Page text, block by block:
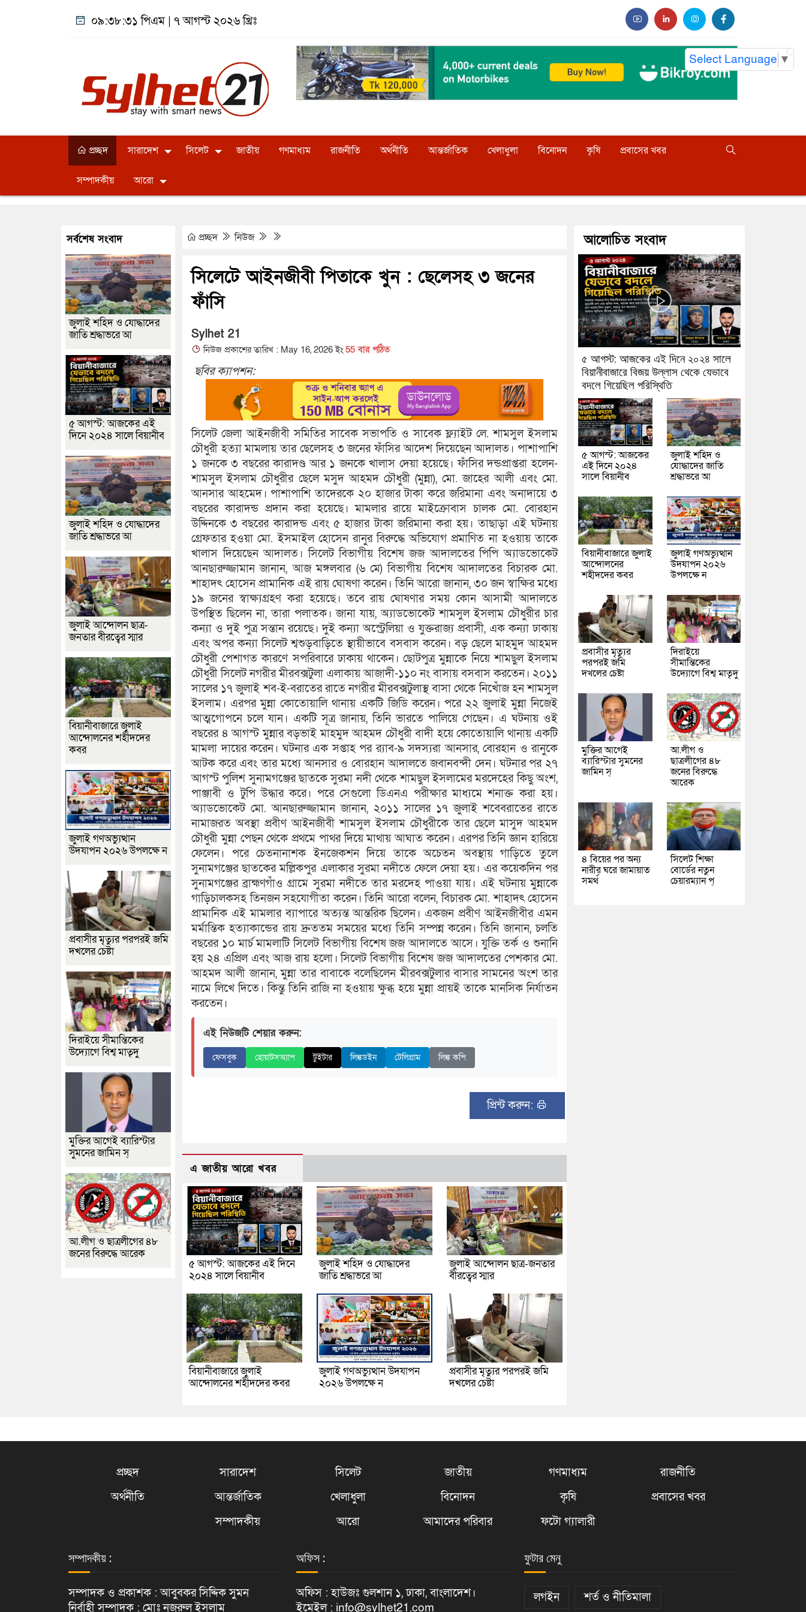
০৯:৩৮:৩২ পিএম |৭ আগস্ট ২০২৬ খ্রিঃ
Select Language ▼
প্রচ্ছদ সারাদেশ সিলেট জাতীয় গণমাধ্যম রাজনীতি অর্থনীতি আন্তর্জাতিক খেলাধুলা বিনোদন কৃষি প্রবাসের খবর
সম্পাদকীয় আরো
প্রচ্ছদ নিউজ
সিলেটে আইনজীবী পিতাকে খুন : ছেলেসহ ৩ জনের
ফাঁসি
Sylhet 21
নিউজ প্রকাশের তারিখ : May 16, 2026 ইং 55 বার পঠিত
ছবির ক্যাপশন:
সিলেট জেলা আইনজীবী সমিতির সাবেক সভাপতি ও সাবেক ফ্ল্যাইট লে. শামসুল ইসলাম
চৌধুরী হত্যা মামলায় তার ছেলেসহ ৩ জনের ফাঁসির আদেশ দিয়েছেন আদালত। পাশাপাশি
১ জনকে ৩ বছরের কারাদণ্ড আর ১ জনকে খালাস দেয়া হয়েছে। ফাঁসির দন্ডপ্রাপ্তরা হলেন-
শামসুল ইসলাম চৌধুরীর ছেলে মসুদ আহমদ চৌধুরী (মুন্না), মো. জাহের আলী এবং মো.
আনসার আহমেদ। পাশাপাশি তাদেরকে ২০ হাজার টাকা করে জরিমানা এবং অনাদায়ে ৩
বছরের কারাদন্ড প্রদান করা হয়েছে। মামলার রায়ে মাইক্রোবাস চালক মো. বোরহান
উদ্দিনকে ৩ বছরের কারাদন্ড এবং ৫ হাজার টাকা জরিমানা করা হয়। তাছাড়া এই ঘটনায়
গ্রেফতার হওয়া মো. ইসমাইল হোসেন রানুর বিরুদ্ধে অভিযোগ প্রমাণিত না হওয়ায় তাকে
খালাস দিয়েছেন আদালত। সিলেট বিভাগীয় বিশেষ জজ আদালতের পিপি অ্যাডভোকেট
আনছারুজ্জামান জানান, আজ মঙ্গলবার (৬ মে) বিভাগীয় বিশেষ আদালতের বিচারক মো.
শাহাদৎ হোসেন প্রামানিক এই রায় ঘোষণা করেন। তিনি আরো জানান, ৩০ জন স্বাক্ষির মধ্যে
১৯ জনের স্বাক্ষ্যগ্রহণ করা হয়েছে। তবে রায় ঘোষণার সময় কোন আসামী আদালতে
উপস্থিত ছিলেন না, তারা পলাতক। জানা যায়, অ্যাডভোকেট শামসুল ইসলাম চৌধুরীর চার
কন্যা ও দুই পুত্র সন্তান রয়েছে। দুই কন্যা অস্ট্রেলিয়া ও যুক্তরাজ্য প্রবাসী, এক কন্যা ঢাকায়
এবং অপর কন্যা সিলেট শ্বশুড়বাড়িতে স্থায়ীভাবে বসবাস করেন। বড় ছেলে মাহমুদ আহমদ
চৌধুরী পেশাগত কারণে সপরিবারে ঢাকায় থাকেন। ছোটপুত্র মুন্নাকে নিয়ে শামছুল ইসলাম
চৌধুরী সিলেট নগরীর মীরবক্সটুলা এলাকায় আজাদী-১১০ নং বাসায় বসবাস করতেন। ২০১১
সালের ১৭ জুলাই শব-ই-বরাতের রাতে নগরীর মীরবক্সটুলাস্থ বাসা থেকে নিখোঁজ হন শামসুল
ইসলাম। এরপর মুন্না কোতোয়ালি থানায় একটি জিডি করেন। পরে ২২ জুলাই মুন্না নিজেই
আত্মগোপনে চলে যান। একটি সূত্র জানায়, তিনি ভারতে পালিয়ে গেছেন। এ ঘটনায় ওই
বছরের ৪ আগস্ট মুন্নার বড়ভাই মাহমুদ আহমদ চৌধুরী বাদী হয়ে কোতোয়ালি থানায় একটি
মামলা দায়ের করেন। ঘটনার এক সপ্তাহ পর র‌্যাব-৯ সদস্যরা আনসার, বোরহান ও রানুকে
আটক করে এবং তার মধ্যে আনসার ও বোরহান আদালতে জবানবন্দী দেন। ঘটনার পর ২৭
আগস্ট পুলিশ সুনামগঞ্জের ছাতকে সুরমা নদী থেকে শামছুল ইসলামের মরদেহের কিছু অংশ,
পাঞ্জাবী ও টুপি উদ্ধার করে। পরে সেগুলো ডিএনএ পরীক্ষার মাধ্যমে শনাক্ত করা হয়।
অ্যাডভোকেট মো. আনছারুজ্জামান জানান, ২০১১ সালের ১৭ জুলাই শবেবরাতের রাতে
নামাজরত অবস্থা প্রবীণ আইনজীবী শামসুল ইসলাম চৌধুরীকে তার ছেলে মাসুদ আহমদ
চৌধুরী মুন্না পেছন থেকে প্রথমে পাথর দিয়ে মাথায় আঘাত করেন। এরপর তিনি জ্ঞান হারিয়ে
ফেলেন। পরে চেতনানাশক ইনজেকশন দিয়ে তাকে অচেতন অবস্থায় গাড়িতে তুলে
সুনামগঞ্জের ছাতকের মল্লিকপুর এলাকার সুরমা নদীতে ফেলে দেয়া হয়। এর কয়েকদিন পর
সুনামগঞ্জের ব্রাহ্মণগাঁও গ্রামে সুরমা নদীতে তার মরদেহ পাওয়া যায়। এই ঘটনায় মুন্নাকে
গাড়িচালকসহ তিনজন সহযোগীতা করেন। তিনি আরো বলেন, বিচারক মো. শাহাদৎ হোসেন
প্রামানিক এই মামলার ব্যাপারে অত্যন্ত আন্তরিক ছিলেন। একজন প্রবীণ আইনজীবীর এমন
মর্মান্তিক হত্যাকান্ডের রায় দ্রুততম সময়ের মধ্যে তিনি সম্পন্ন করেন। তিনি জানান, চলতি
বছরের ১০ মার্চ মামলাটি সিলেট বিভাগীয় বিশেষ জজ আদালতে আসে। যুক্তি তর্ক ও শুনানি
হয় ২৪ এপ্রিল এবং আজ রায় হলো। সিলেট বিভাগীয় বিশেষ জজ আদালতের পেশকার মো.
আহমদ আলী জানান, মুন্না তার বাবাকে বলেছিলেন মীরবক্সটুলার বাসার সামনের অংশ তার
নামে লিখে দিতে। কিন্তু তিনি রাজি না হওয়ায় ক্ষুব্ধ হয়ে মুন্না প্রায়ই তাকে মানসিক নির্যাতন
করতেন।
এই নিউজটি শেয়ার করুন:
ফেসবুক হোয়াটসঅ্যাপ টুইটার লিঙ্কডইন টেলিগ্রাম লিঙ্ক কপি
প্রিন্ট করুন:
এ জাতীয় আরো খবর
৫ আগস্ট: আজকের এই দিনে
২০২৪ সালে বিয়ানীব
জুলাই শহিদ ও যোদ্ধাদের
জাতি শ্রদ্ধাভরে আ
জুলাই আন্দোলন ছাত্র-জনতার
বীরত্বের স্মার
বিয়ানীবাজারে জুলাই
আন্দোলনের শহীদদের কবর
জুলাই গণঅভ্যুত্থান উদযাপন
২০২৬ উপলক্ষে ন
প্রবাসীর মৃত্যুর পরপরই জমি
দখলের চেষ্টা
সর্বশেষ সংবাদ
জুলাই শহিদ ও যোদ্ধাদের
জাতি শ্রদ্ধাভরে আ
৫ আগস্ট: আজকের এই
দিনে ২০২৪ সালে বিয়ানীব
জুলাই শহিদ ও যোদ্ধাদের
জাতি শ্রদ্ধাভরে আ
জুলাই আন্দোলন ছাত্র-
জনতার বীরত্বের স্মার
বিয়ানীবাজারে জুলাই
আন্দোলনের শহীদদের
কবর
জুলাই গণঅভ্যুত্থান
উদযাপন ২০২৬ উপলক্ষে ন
প্রবাসীর মৃত্যুর পরপরই জমি
দখলের চেষ্টা
দিরাইয়ে সীমান্তিকের
উদ্যোগে বিশ্ব মাতৃদু
মুক্তির আগেই ব্যারিস্টার
সুমনের জামিন স্
আ.লীগ ও ছাত্রলীগের ৪৮
জনের বিরুদ্ধে আরেক
আলোচিত সংবাদ
৫ আগস্ট: আজকের এই দিনে ২০২৪ সালে
বিয়ানীবাজারে বিজয় উল্লাস থেকে যেভাবে
বদলে গিয়েছিল পরিস্থিতি
৫ আগস্ট: আজকের
এই দিনে ২০২৪
সালে বিয়ানীব
জুলাই শহিদ ও
যোদ্ধাদের জাতি
শ্রদ্ধাভরে আ
বিয়ানীবাজারে জুলাই
আন্দোলনের
শহীদদের কবর
জুলাই গণঅভ্যুত্থান
উদযাপন ২০২৬
উপলক্ষে ন
প্রবাসীর মৃত্যুর
পরপরই জমি
দখলের চেষ্টা
দিরাইয়ে
সীমান্তিকের
উদ্যোগে বিশ্ব মাতৃদু
মুক্তির আগেই
ব্যারিস্টার সুমনের
জামিন স্
আ.লীগ ও
ছাত্রলীগের ৪৮
জনের বিরুদ্ধে
আরেক
৪ বিয়ের পর অন্য
নারীর ঘরে জামায়াত
সমর্থ
সিলেট শিক্ষা
বোর্ডের নতুন
চেয়ারম্যান প্
প্রচ্ছদ সারাদেশ সিলেট জাতীয় গণমাধ্যম
রাজনীতি
অর্থনীতি
আন্তর্জাতিক খেলাধুলা বিনোদন কৃষি
প্রবাসের খবর
সম্পাদকীয়
আরো আমাদের পরিবার ফটো গ্যালারী
সম্পাদকীয় :
সম্পাদক ও প্রকাশক : আবুবকর সিদ্দিক সুমন
নির্বাহী সম্পাদক : মোঃ নজরুল ইসলাম
অফিস :
অফিস : হাউজঃ গুলশান ১, ঢাকা, বাংলাদেশ।
ইমেইল : info@sylhet21.com
ফুটার মেনু
লগইন শর্ত ও নীতিমালা